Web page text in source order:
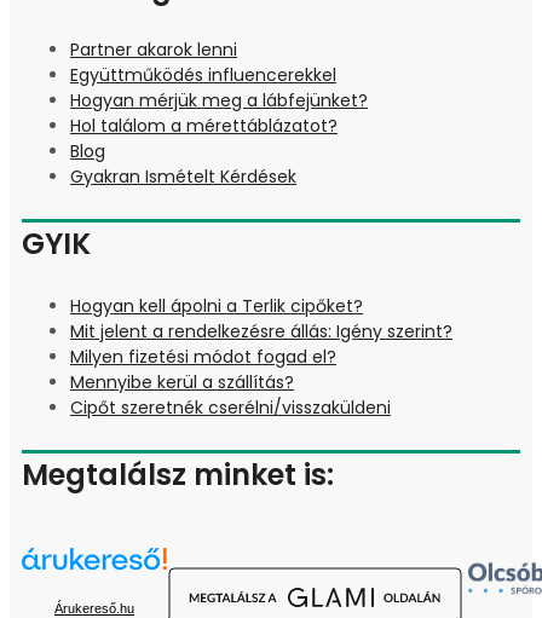
Partner akarok lenni
Együttműködés influencerekkel
Hogyan mérjük meg a lábfejünket?
Hol találom a mérettáblázatot?
Blog
Gyakran Ismételt Kérdések
GYIK
Hogyan kell ápolni a Terlik cipőket?
Mit jelent a rendelkezésre állás: Igény szerint?
Milyen fizetési módot fogad el?
Mennyibe kerül a szállítás?
Cipőt szeretnék cserélni/visszaküldeni
Megtalálsz minket is:
Árukereső.hu